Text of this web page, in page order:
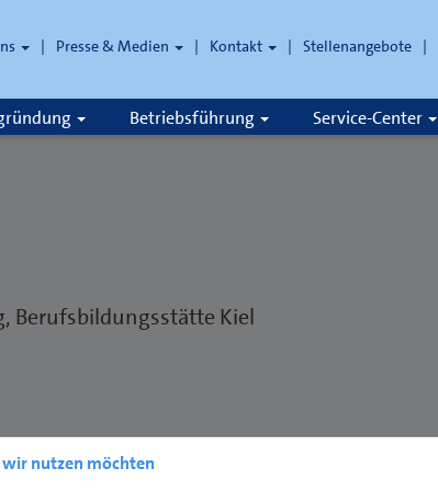
Presse & Medien Kontakt Stellenangebote
Betriebsführung Service-Center
Berufsbildungsstätte Kiel
nutzen möchten